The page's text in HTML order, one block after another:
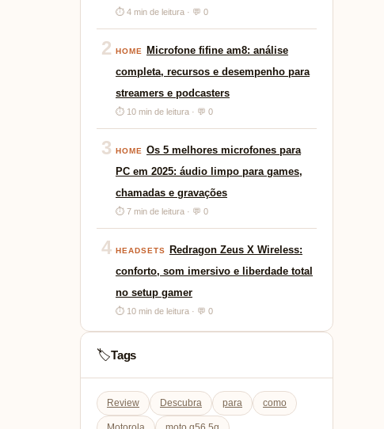
⏱ 4 min de leitura · 💬 0
2 HOME
Microfone fifine am8: análise
completa, recursos e desempenho para
streamers e podcasters
⏱ 10 min de leitura · 💬 0
3 HOME
Os 5 melhores microfones para
PC em 2025: áudio limpo para games,
chamadas e gravações
⏱ 7 min de leitura · 💬 0
4 HEADSETS
Redragon Zeus X Wireless:
conforto, som imersivo e liberdade total
no setup gamer
⏱ 10 min de leitura · 💬 0
🏷️Tags
Review Descubra para como